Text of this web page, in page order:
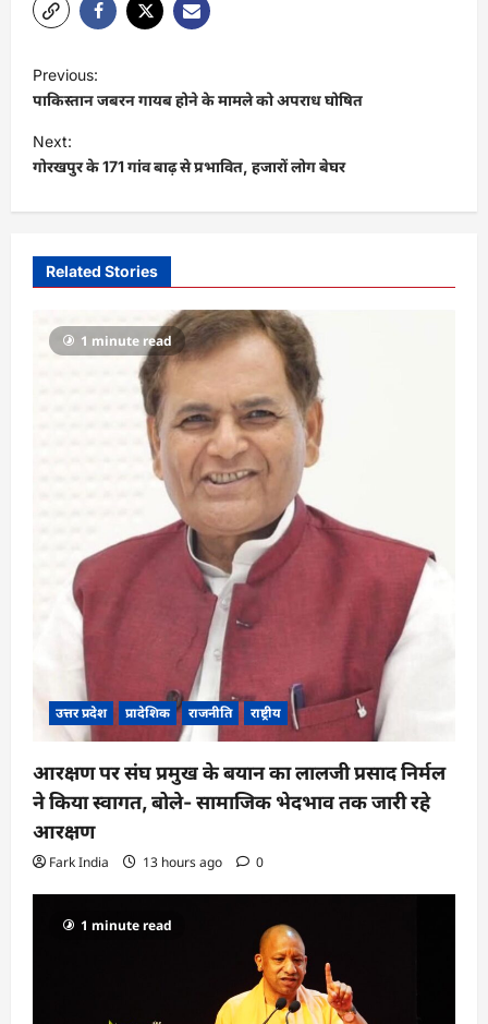
P
o
s
t
v
Previous:
पाकिस्तान जबरन गायब होने के मामले को अपराध घोषित
Next:
गोरखपुर के 171 गांव बाढ़ से प्रभावित, हजारों लोग बेघर
Related Stories
1 minute read
उत्तर प्रदेश प्रादेशिक राजनीति राष्ट्रीय
आरक्षण पर संघ प्रमुख के बयान का लालजी प्रसाद निर्मल
ने किया स्वागत, बोले- सामाजिक भेदभाव तक जारी रहे
आरक्षण
Fark India 13 hours ago 0
1 minute read